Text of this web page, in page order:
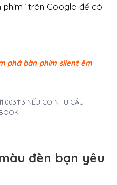
trên Google để có
phá bàn phím silent êm
NẾU CÓ NHU CẦU
đèn bạn yêu